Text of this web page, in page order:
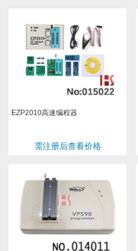
EZP2010高速编程器
需注册后查看价格